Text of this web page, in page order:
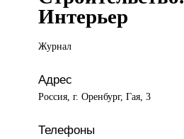
Интерьер
Журнал
Адрес
Россия, г. Оренбург, Гая, 3
Телефоны